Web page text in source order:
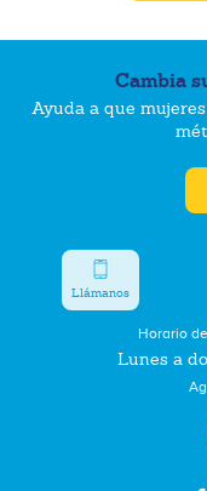
Cambia
Ayuda a que
Horario
Lunes a
Llámanos